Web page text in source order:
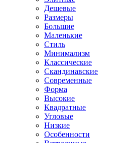
Дешевые
Размеры
Большие
Маленькие
Стиль
Минимализм
Классические
Скандинавские
Современные
Форма
Высокие
Квадратные
Угловые
Низкие
Особенности